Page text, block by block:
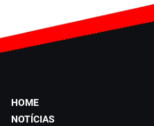
HOME
NOTÍCIAS